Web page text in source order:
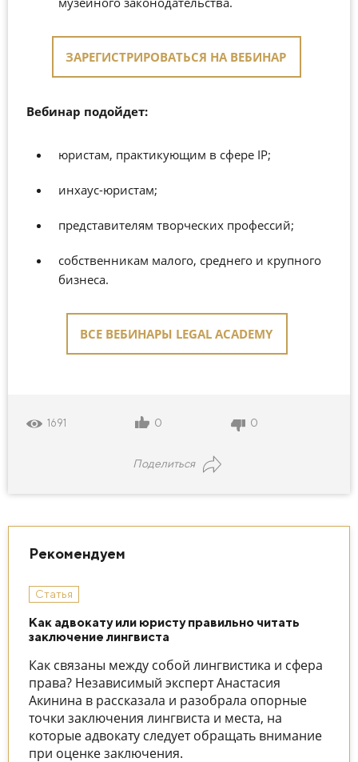
ЗАРЕГИСТРИРОВАТЬСЯ НА ВЕБИНАР
Вебинар подойдет:
юристам, практикующим в сфере IP;
инхаус-юристам;
представителям творческих профессий;
собственникам малого, среднего и крупного
бизнеса.
ВСЕ ВЕБИНАРЫ LEGAL ACADEMY
1691 0 0
Поделиться
Рекомендуем
Статья
Как адвокату или юристу правильно читать
заключение лингвиста
Как связаны между собой лингвистика и сфера
права? Независимый эксперт Анастасия
Акинина в рассказала и разобрала опорные
точки заключения лингвиста и места, на
которые адвокату следует обращать внимание
при оценке заключения.